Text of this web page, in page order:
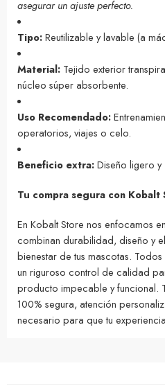
asegurar un ajuste perfecto.
Tipo:Reutilizable y lavable (a
Material: Tejido exterior
núcleo súper absorbente.
Uso Recomendado:
operatorios, viajes o celo.
Beneficio extra:Diseño ligero
Tu compra segura con Kobalt
En Kobalt Store nos enfocamos
combinan durabilidad, diseño y
bienestar de tus mascotas.
un riguroso control de calidad
producto impecable y funcional.
100% segura, atención
necesario para que tu